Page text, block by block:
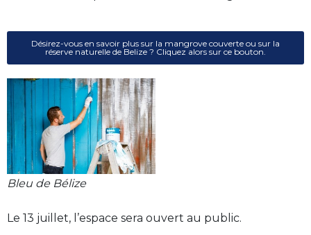
Désirez-vous en savoir plus sur la mangrove couverte ou sur la
réserve naturelle de Belize ? Cliquez alors sur ce bouton.
Bleu de Bélize
Le 13 juillet, l’espace sera ouvert au public.